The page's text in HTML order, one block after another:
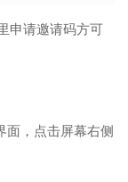
申请邀请码方可
面，点击屏幕右侧